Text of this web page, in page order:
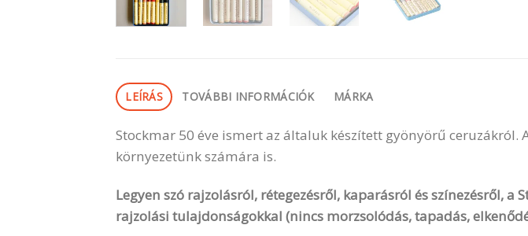
LEÍRÁS TOVÁBBI INFORMÁCIÓK MÁRKA
Stockmar 50 éve ismert az általuk készített gyönyörű ceruzákról.
környezetünk számára is.
Legyen szó rajzolásról, rétegezésről, kaparásról és színezésről,
rajzolási tulajdonságokkal (nincs morzsolódás, tapadás,